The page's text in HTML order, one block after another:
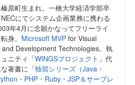
原町生まれ。一橋大学経済学部卒
にてシステム企画業務に携わる
年4月に念願かなってフリーライ
身。 Microsoft MVP for Visual
and Development Technologies。執
ニティ「WINGSプロジェクト 」代
著書に「独習シリーズ（Java・
・PHP・Ruby・JSP＆サーブレ